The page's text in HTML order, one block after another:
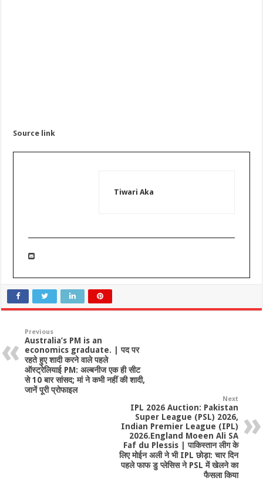
Source link
Tiwari Aka
Previous
Australia’s PM is an
economics graduate. | पद पर
रहते हुए शादी करने वाले पहले
ऑस्ट्रेलियाई PM: अल्बनीज एक ही सीट
से 10 बार सांसद; मां ने कभी नहीं की शादी,
जानें पूरी प्रोफाइल
Next
IPL 2026 Auction: Pakistan
Super League (PSL) 2026,
Indian Premier League (IPL)
2026.England Moeen Ali SA
Faf du Plessis | पाकिस्तान लीग के
लिए मोईन अली ने भी IPL छोड़ा: चार दिन
पहले फाफ डु प्लेसिस ने PSL में खेलने का
फैसला किया